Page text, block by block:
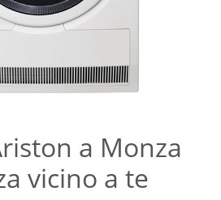
a Monza
vicino a te